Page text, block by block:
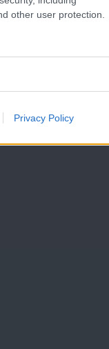
other user protection.
Privacy Policy